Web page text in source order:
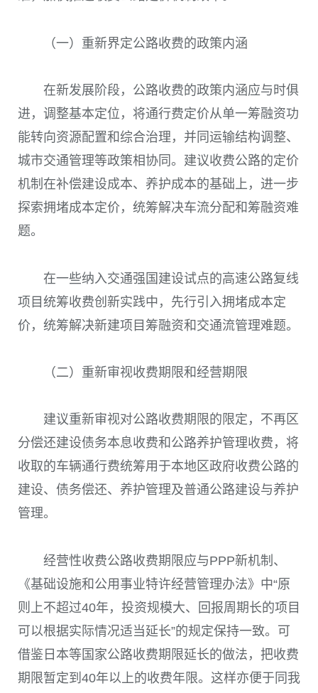
（一）重新界定公路收费的政策内涵
在新发展阶段，公路收费的政策内涵应与时俱
进，调整基本定位，将通行费定价从单一筹融资功
能转向资源配置和综合治理，并同运输结构调整、
城市交通管理等政策相协同。建议收费公路的定价
机制在补偿建设成本、养护成本的基础上，进一步
探索拥堵成本定价，统筹解决车流分配和筹融资难
题。
在一些纳入交通强国建设试点的高速公路复线
项目统筹收费创新实践中，先行引入拥堵成本定
价，统筹解决新建项目筹融资和交通流管理难题。
（二）重新审视收费期限和经营期限
建议重新审视对公路收费期限的限定，不再区
分偿还建设债务本息收费和公路养护管理收费，将
收取的车辆通行费统筹用于本地区政府收费公路的
建设、债务偿还、养护管理及普通公路建设与养护
管理。
经营性收费公路收费期限应与PPP新机制、
《基础设施和公用事业特许经营管理办法》中“原
则上不超过40年，投资规模大、回报周期长的项目
可以根据实际情况适当延长”的规定保持一致。可
借鉴日本等国家公路收费期限延长的做法，把收费
期限暂定到40年以上的收费年限。这样亦便于同我